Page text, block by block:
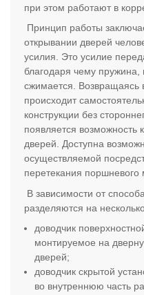
при этом работают в
Принцип работы
открывании дверей
усилия. Это усилие
благодаря чему пружина,
сжимается. Возвращаясь
происходит
конструкции без
появляется возможность
дверей. Доступна
осуществляемой
перетекания поршневого
В зависимости от
разделяются на
доводчик
монтируемое на
дверей;
доводчик скрытой
во внутреннюю часть